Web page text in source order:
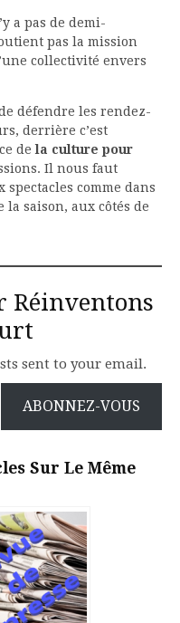
a pas de demi-
pas la mission
collectivité envers
défendre les rendez-
derrière c’est
dela culture pour
Il nous faut
comme dans
saison, aux côtés de
Réinventons
sent to your email.
ABONNEZ-VOUS
Sur Le Même